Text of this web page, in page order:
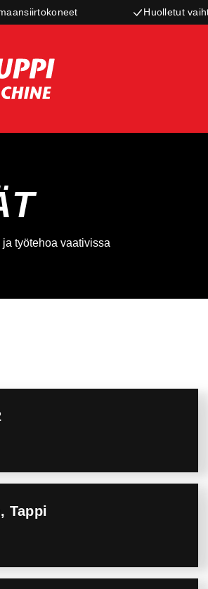
Huolletut
työtehoa vaativissa
Tappi